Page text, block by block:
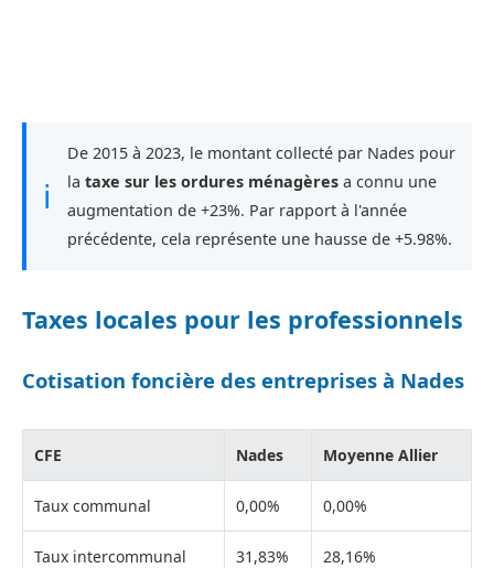
ℹ
De 2015 à 2023, le montant collecté par Nades pour
la taxe sur les ordures ménagères a connu une
augmentation de +23%. Par rapport à l'année
précédente, cela représente une hausse de +5.98%.
Taxes locales pour les professionnels
Cotisation foncière des entreprises à Nades
CFE Nades Moyenne Allier
Taux communal 0,00% 0,00%
Taux intercommunal 31,83% 28,16%